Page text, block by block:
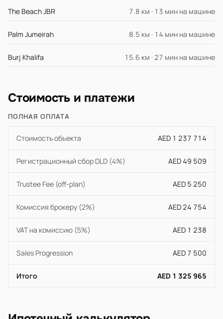
The Beach JBR 7.8 км · 13 мин на машине
Palm Jumeirah 8.5 км · 14 мин на машине
Burj Khalifa 15.6 км · 27 мин на машине
Стоимость и платежи
ПОЛНАЯ ОПЛАТА
Стоимость объекта AED 1 237 714
Регистрационный сбор DLD (4%) AED 49 509
Trustee Fee (off-plan) AED 5 250
Комиссия брокеру (2%) AED 24 754
VAT на комиссию (5%) AED 1 238
Sales Progression AED 7 500
Итого AED 1 325 965